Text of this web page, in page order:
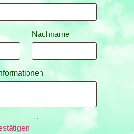
Nachname